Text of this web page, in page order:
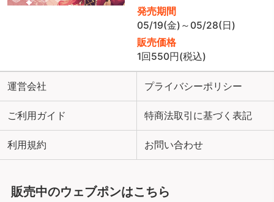
発売期間
05/19(金)～05/28(日)
販売価格
1回550円(税込)
運営会社 プライバシーポリシー
ご利用ガイド 特商法取引に基づく表記
利用規約 お問い合わせ
販売中のウェブポンはこちら